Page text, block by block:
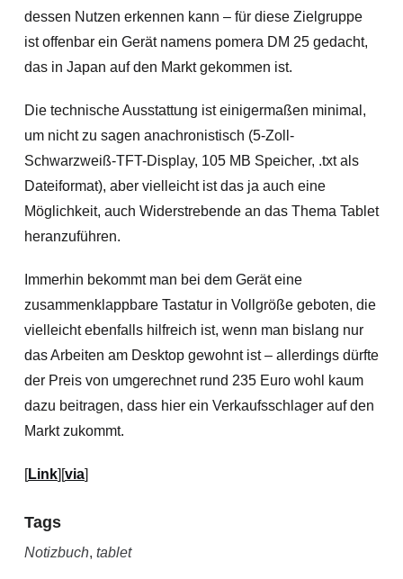
dessen Nutzen erkennen kann – für diese Zielgruppe
ist offenbar ein Gerät namens pomera DM 25 gedacht,
das in Japan auf den Markt gekommen ist.
Die technische Ausstattung ist einigermaßen minimal,
um nicht zu sagen anachronistisch (5-Zoll-
Schwarzweiß-TFT-Display, 105 MB Speicher, .txt als
Dateiformat), aber vielleicht ist das ja auch eine
Möglichkeit, auch Widerstrebende an das Thema Tablet
heranzuführen.
Immerhin bekommt man bei dem Gerät eine
zusammenklappbare Tastatur in Vollgröße geboten, die
vielleicht ebenfalls hilfreich ist, wenn man bislang nur
das Arbeiten am Desktop gewohnt ist – allerdings dürfte
der Preis von umgerechnet rund 235 Euro wohl kaum
dazu beitragen, dass hier ein Verkaufsschlager auf den
Markt zukommt.
[Link][via]
Tags
Notizbuch, tablet